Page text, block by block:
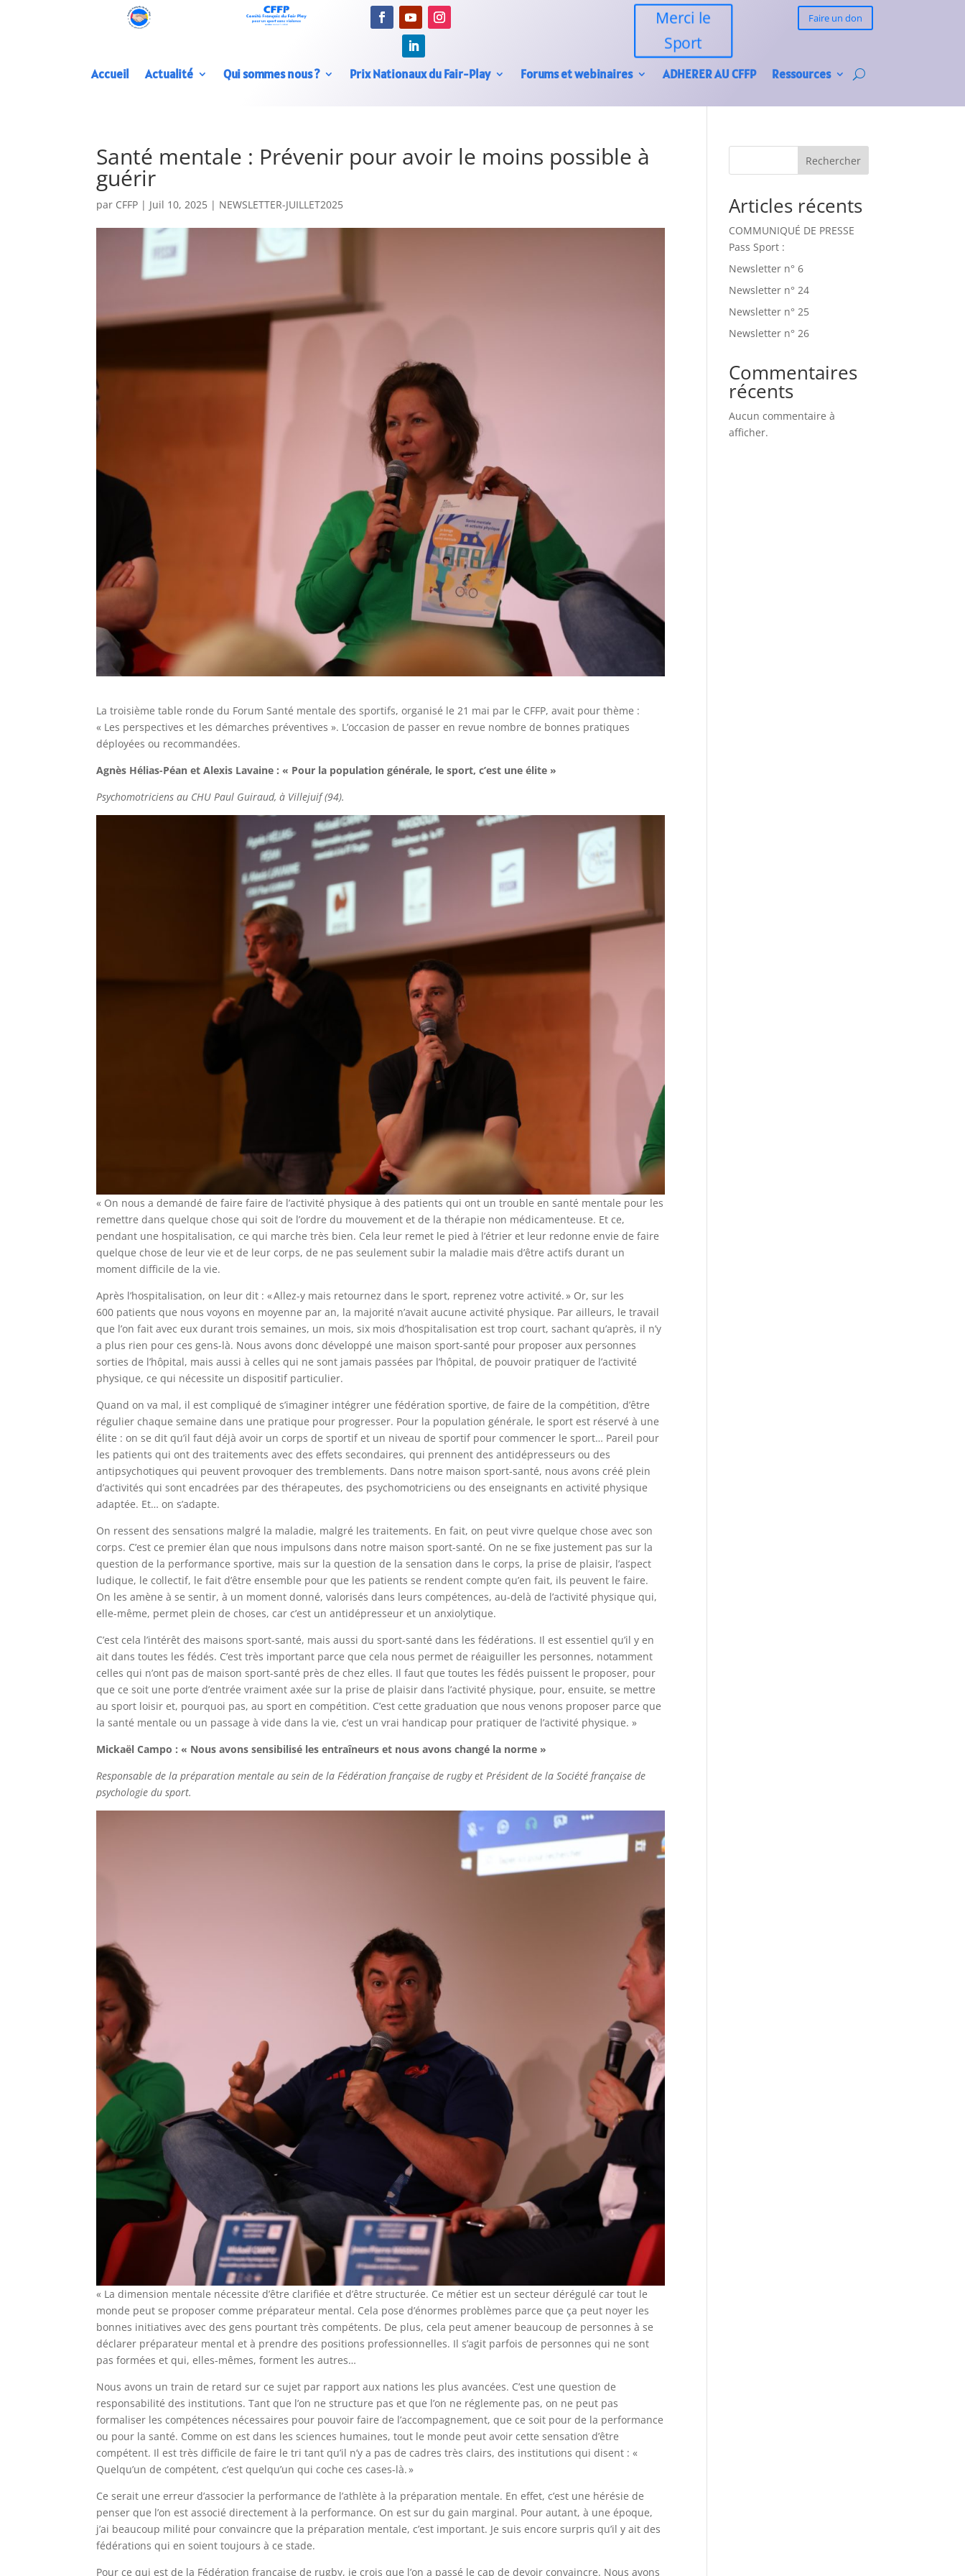
Merci le
Sport
Faire un don
Accueil Actualité Qui sommes nous ? Prix Nationaux du Fair-Play Forums et webinaires ADHERER AU CFFP Ressources
Santé mentale : Prévenir pour avoir le moins possible à
guérir
par CFFP | Juil 10, 2025 | NEWSLETTER-JUILLET2025
La troisième table ronde du Forum Santé mentale des sportifs, organisé le 21 mai par le CFFP, avait pour thème :
« Les perspectives et les démarches préventives ». L’occasion de passer en revue nombre de bonnes pratiques
déployées ou recommandées.
Agnès Hélias-Péan et Alexis Lavaine : « Pour la population générale, le sport, c’est une élite »
Psychomotriciens au CHU Paul Guiraud, à Villejuif (94).
« On nous a demandé de faire faire de l’activité physique à des patients qui ont un trouble en santé mentale pour les
remettre dans quelque chose qui soit de l’ordre du mouvement et de la thérapie non médicamenteuse. Et ce,
pendant une hospitalisation, ce qui marche très bien. Cela leur remet le pied à l’étrier et leur redonne envie de faire
quelque chose de leur vie et de leur corps, de ne pas seulement subir la maladie mais d’être actifs durant un
moment difficile de la vie.
Après l’hospitalisation, on leur dit : « Allez-y mais retournez dans le sport, reprenez votre activité. » Or, sur les
600 patients que nous voyons en moyenne par an, la majorité n’avait aucune activité physique. Par ailleurs, le travail
que l’on fait avec eux durant trois semaines, un mois, six mois d’hospitalisation est trop court, sachant qu’après, il n’y
a plus rien pour ces gens-là. Nous avons donc développé une maison sport-santé pour proposer aux personnes
sorties de l’hôpital, mais aussi à celles qui ne sont jamais passées par l’hôpital, de pouvoir pratiquer de l’activité
physique, ce qui nécessite un dispositif particulier.
Quand on va mal, il est compliqué de s’imaginer intégrer une fédération sportive, de faire de la compétition, d’être
régulier chaque semaine dans une pratique pour progresser. Pour la population générale, le sport est réservé à une
élite : on se dit qu’il faut déjà avoir un corps de sportif et un niveau de sportif pour commencer le sport… Pareil pour
les patients qui ont des traitements avec des effets secondaires, qui prennent des antidépresseurs ou des
antipsychotiques qui peuvent provoquer des tremblements. Dans notre maison sport-santé, nous avons créé plein
d’activités qui sont encadrées par des thérapeutes, des psychomotriciens ou des enseignants en activité physique
adaptée. Et… on s’adapte.
On ressent des sensations malgré la maladie, malgré les traitements. En fait, on peut vivre quelque chose avec son
corps. C’est ce premier élan que nous impulsons dans notre maison sport-santé. On ne se fixe justement pas sur la
question de la performance sportive, mais sur la question de la sensation dans le corps, la prise de plaisir, l’aspect
ludique, le collectif, le fait d’être ensemble pour que les patients se rendent compte qu’en fait, ils peuvent le faire.
On les amène à se sentir, à un moment donné, valorisés dans leurs compétences, au-delà de l’activité physique qui,
elle-même, permet plein de choses, car c’est un antidépresseur et un anxiolytique.
C’est cela l’intérêt des maisons sport-santé, mais aussi du sport-santé dans les fédérations. Il est essentiel qu’il y en
ait dans toutes les fédés. C’est très important parce que cela nous permet de réaiguiller les personnes, notamment
celles qui n’ont pas de maison sport-santé près de chez elles. Il faut que toutes les fédés puissent le proposer, pour
que ce soit une porte d’entrée vraiment axée sur la prise de plaisir dans l’activité physique, pour, ensuite, se mettre
au sport loisir et, pourquoi pas, au sport en compétition. C’est cette graduation que nous venons proposer parce que
la santé mentale ou un passage à vide dans la vie, c’est un vrai handicap pour pratiquer de l’activité physique. »
Mickaël Campo : « Nous avons sensibilisé les entraîneurs et nous avons changé la norme »
Responsable de la préparation mentale au sein de la Fédération française de rugby et Président de la Société française de
psychologie du sport.
« La dimension mentale nécessite d’être clarifiée et d’être structurée. Ce métier est un secteur dérégulé car tout le
monde peut se proposer comme préparateur mental. Cela pose d’énormes problèmes parce que ça peut noyer les
bonnes initiatives avec des gens pourtant très compétents. De plus, cela peut amener beaucoup de personnes à se
déclarer préparateur mental et à prendre des positions professionnelles. Il s’agit parfois de personnes qui ne sont
pas formées et qui, elles-mêmes, forment les autres…
Nous avons un train de retard sur ce sujet par rapport aux nations les plus avancées. C’est une question de
responsabilité des institutions. Tant que l’on ne structure pas et que l’on ne réglemente pas, on ne peut pas
formaliser les compétences nécessaires pour pouvoir faire de l’accompagnement, que ce soit pour de la performance
ou pour la santé. Comme on est dans les sciences humaines, tout le monde peut avoir cette sensation d’être
compétent. Il est très difficile de faire le tri tant qu’il n’y a pas de cadres très clairs, des institutions qui disent : «
Quelqu’un de compétent, c’est quelqu’un qui coche ces cases-là. »
Ce serait une erreur d’associer la performance de l’athlète à la préparation mentale. En effet, c’est une hérésie de
penser que l’on est associé directement à la performance. On est sur du gain marginal. Pour autant, à une époque,
j’ai beaucoup milité pour convaincre que la préparation mentale, c’est important. Je suis encore surpris qu’il y ait des
fédérations qui en soient toujours à ce stade.
Pour ce qui est de la Fédération française de rugby, je crois que l’on a passé le cap de devoir convaincre. Nous avons
Rechercher
Articles récents
COMMUNIQUÉ DE PRESSE
Pass Sport :
Newsletter n° 6
Newsletter n° 24
Newsletter n° 25
Newsletter n° 26
Commentaires
récents
Aucun commentaire à
afficher.